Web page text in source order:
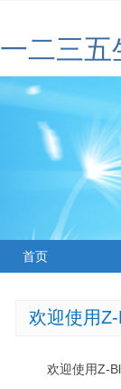
一二三五
首页
欢迎使用Z-
欢迎使用Z-